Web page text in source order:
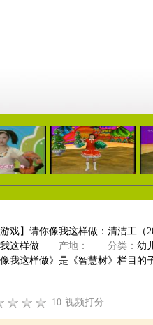
26:57 02:05
游戏】请你像我这样做：清洁工（
这样做 产地： 分类： 幼
像我这样做》是《智慧树》栏目
10 视频打分